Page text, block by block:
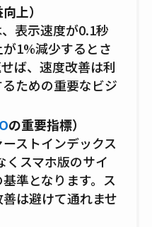
上）
表示速度が0.1秒
1%減少するとさ
ば、速度改善は利
ための重要なビジ
の重要指標）
ストインデックス
くスマホ版のサイ
準となります。ス
は避けて通れませ